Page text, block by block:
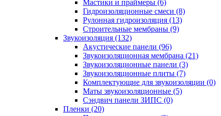
Мастики и праймеры (6)
Гидроизоляционные смеси (8)
Рулонная гидроизоляция (13)
Строительные мембраны (9)
Звукоизоляция (132)
Акустические панели (96)
Звукоизоляционная мембрана (21)
Звукоизоляционные панели (3)
Звукоизоляционные плиты (7)
Комплектующие для звукоизоляции (0)
Маты звукоизоляционные (5)
Сэндвич панели ЗИПС (0)
Пленки (20)